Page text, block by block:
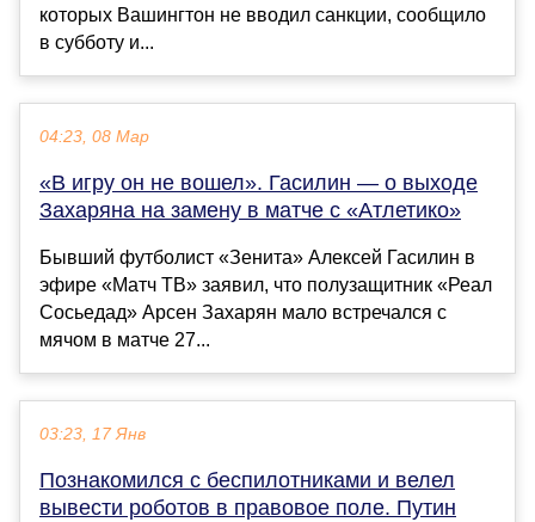
которых Вашингтон не вводил санкции, сообщило
в субботу и...
04:23, 08 Мар
«В игру он не вошел». Гасилин — о выходе
Захаряна на замену в матче с «Атлетико»
Бывший футболист «Зенита» Алексей Гасилин в
эфире «Матч ТВ» заявил, что полузащитник «Реал
Сосьедад» Арсен Захарян мало встречался с
мячом в матче 27...
03:23, 17 Янв
Познакомился с беспилотниками и велел
вывести роботов в правовое поле. Путин